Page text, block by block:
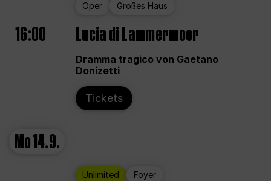
Oper Großes Haus
16:00 Lucia di Lammermoor
Dramma tragico von Gaetano
Donizetti
Tickets
Mo14.9.
Unlimited Foyer